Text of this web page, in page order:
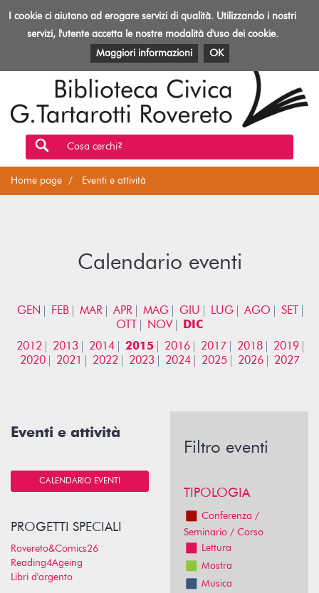
Toggle
Biblioteca
Rovereto
EVENTI E ATTIVITÀ PATRIMONIO E RISORSE
Cosa cerchi?
Home page Eventi e attività
Calendario eventi
GEN FEB MAR APR MAG GIU LUG AGO
SET
OTT
NOV
DIC
2012
2013 2014 2015 2016 2017 2018
2019
2020
2021 2022 2023 2024 2025 2026 2027
Eventi e attività
CALENDARIO EVENTI
PROGETTI SPECIALI
Rovereto&Comics26
Reading4Ageing
Libri d'argento
Filtro eventi
TIPOLOGIA
Conferenza /
Seminario / Corso
Lettura
Mostra
Musica
I cookie ci aiutano ad erogare servizi di qualità. Utilizzando i nostri
servizi, l'utente accetta le nostre modalità d'uso dei cookie.
Maggiori informazioni
OK